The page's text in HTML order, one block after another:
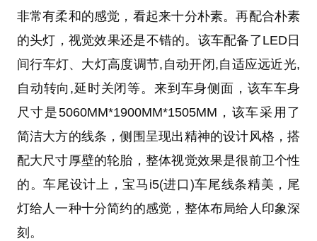
非常有柔和的感觉，看起来十分朴素。再配合朴素
的头灯，视觉效果还是不错的。该车配备了LED日
间行车灯、大灯高度调节,自动开闭,自适应远近光,
自动转向,延时关闭等。来到车身侧面，该车车身
尺寸是5060MM*1900MM*1505MM，该车采用了
简洁大方的线条，侧围呈现出精神的设计风格，搭
配大尺寸厚壁的轮胎，整体视觉效果是很前卫个性
的。车尾设计上，宝马i5(进口)车尾线条精美，尾
灯给人一种十分简约的感觉，整体布局给人印象深
刻。